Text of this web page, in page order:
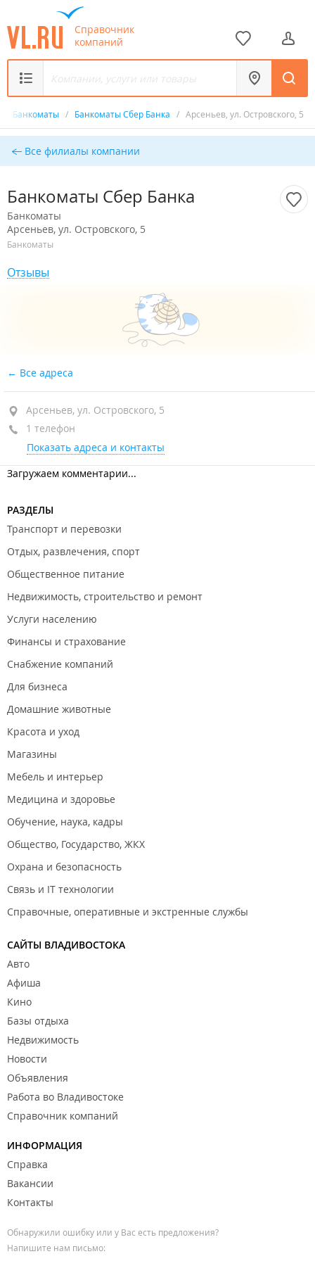
Справочник
компаний
Банкоматы / Банкоматы Сбер Банка / Арсеньев, ул. Островского, 5
Все филиалы компании
Банкоматы Сбер Банка
Банкоматы
Арсеньев, ул. Островского, 5
Банкоматы
Отзывы
Все адреса
Арсеньев, ул. Островского, 5
1 телефон
Показать адреса и контакты
Загружаем комментарии...
РАЗДЕЛЫ
Транспорт и перевозки
Отдых, развлечения, спорт
Общественное питание
Недвижимость, строительство и ремонт
Услуги населению
Финансы и страхование
Снабжение компаний
Для бизнеса
Домашние животные
Красота и уход
Магазины
Мебель и интерьер
Медицина и здоровье
Обучение, наука, кадры
Общество, Государство, ЖКХ
Охрана и безопасность
Связь и IT технологии
Справочные, оперативные и экстренные службы
САЙТЫ ВЛАДИВОСТОКА
Авто
Афиша
Кино
Базы отдыха
Недвижимость
Новости
Объявления
Работа во Владивостоке
Справочник компаний
ИНФОРМАЦИЯ
Справка
Вакансии
Контакты
Обнаружили ошибку или у Вас есть предложения?
Напишите нам письмо: